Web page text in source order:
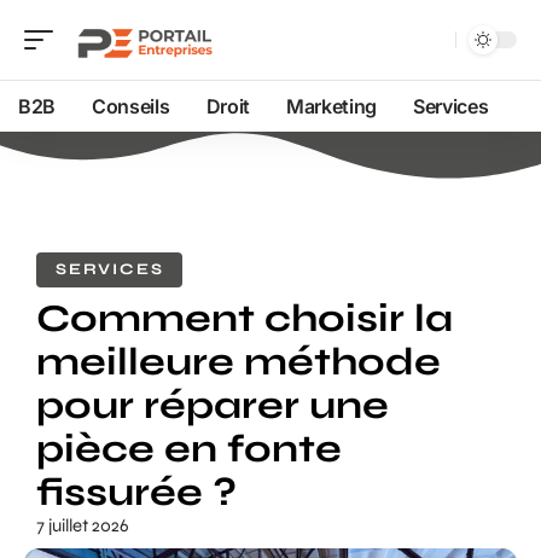
B2B Conseils Droit Marketing Services
SERVICES
Comment choisir la
meilleure méthode
pour réparer une
pièce en fonte
fissurée ?
7 juillet 2026